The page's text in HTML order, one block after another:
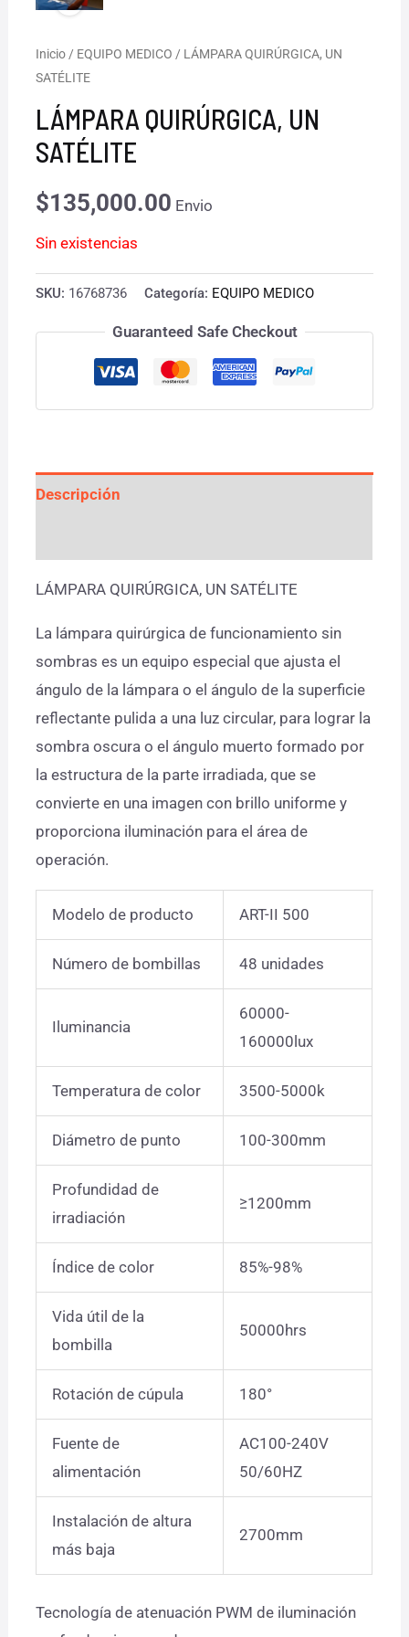
Inicio / EQUIPO MEDICO / LÁMPARA QUIRÚRGICA, UN
SATÉLITE
LÁMPARA QUIRÚRGICA, UN
SATÉLITE
$135,000.00 Envio
Sin existencias
SKU: 16768736 Categoría: EQUIPO MEDICO
Guaranteed Safe Checkout
Descripción
LÁMPARA QUIRÚRGICA, UN SATÉLITE
La lámpara quirúrgica de funcionamiento sin
sombras es un equipo especial que ajusta el
ángulo de la lámpara o el ángulo de la superficie
reflectante pulida a una luz circular, para lograr la
sombra oscura o el ángulo muerto formado por
la estructura de la parte irradiada, que se
convierte en una imagen con brillo uniforme y
proporciona iluminación para el área de
operación.
Modelo de producto ART-II 500
Número de bombillas 48 unidades
Iluminancia
60000-
160000lux
Temperatura de color 3500-5000k
Diámetro de punto 100-300mm
Profundidad de
irradiación
≥1200mm
Índice de color 85%-98%
Vida útil de la
bombilla
50000hrs
Rotación de cúpula 180°
Fuente de
alimentación
AC100-240V
50/60HZ
Instalación de altura
más baja
2700mm
Tecnología de atenuación PWM de iluminación